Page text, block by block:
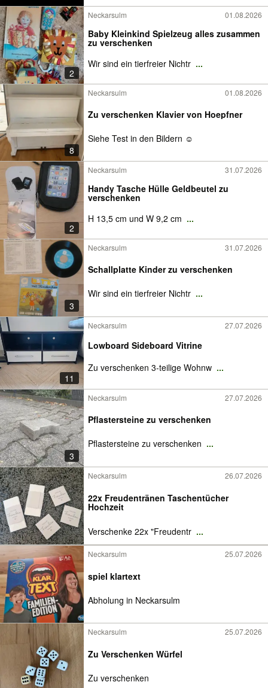
2
Neckarsulm 01.08.2026
Baby Kleinkind Spielzeug alles zusammen
zu verschenken
Wir sind ein tierfreier Nichtr ...
8
Neckarsulm 01.08.2026
Zu verschenken Klavier von Hoepfner
Siehe Test in den Bildern ☺️
2
Neckarsulm 31.07.2026
Handy Tasche Hülle Geldbeutel zu
verschenken
H 13,5 cm und W 9,2 cm ...
3
Neckarsulm 31.07.2026
Schallplatte Kinder zu verschenken
Wir sind ein tierfreier Nichtr ...
11
Neckarsulm 27.07.2026
Lowboard Sideboard Vitrine
Zu verschenken 3-teilige Wohnw ...
3
Neckarsulm 27.07.2026
Pflastersteine zu verschenken
Pflastersteine zu verschenken ...
Neckarsulm 26.07.2026
22x Freudentränen Taschentücher
Hochzeit
Verschenke 22x "Freudentr ...
Neckarsulm 25.07.2026
spiel klartext
Abholung in Neckarsulm
Neckarsulm 25.07.2026
Zu Verschenken Würfel
Zu verschenken